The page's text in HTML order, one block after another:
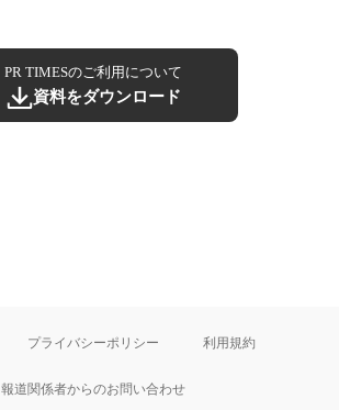
PR TIMESのご利用について
資料をダウンロード
プライバシーポリシー 利用規約
報道関係者からのお問い合わせ